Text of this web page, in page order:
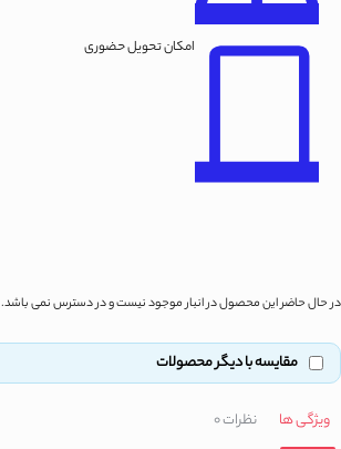
امکان تحویل حضوری
در حال حاضر این محصول در انبار موجود نیست و در دسترس نمی باشد.
مقایسه با دیگر محصولات
ویژگی ها نظرات0